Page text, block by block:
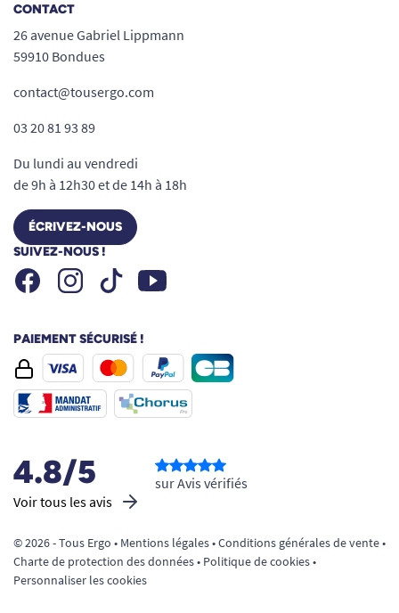
CONTACT
26 avenue Gabriel Lippmann
59910 Bondues
contact@tousergo.com
03 20 81 93 89
Du lundi au vendredi
de 9h à 12h30 et de 14h à 18h
ÉCRIVEZ-NOUS
SUIVEZ-NOUS !
FacebookInstagramTiktok Youtube
PAIEMENT SÉCURISÉ !
4.8/5
Voir tous les avis
sur Avis vérifiés
© 2026 - Tous Ergo • Mentions légales•Conditions générales de vente•
Charte de protection des données• Politique de cookies•
Personnaliser les cookies